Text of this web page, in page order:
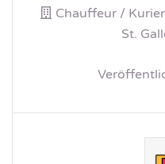
Chauffeur / Kurier
St.